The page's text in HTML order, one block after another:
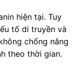
hiện tại. Tuy
tố di truyền và
chống nắng
theo thời gian.